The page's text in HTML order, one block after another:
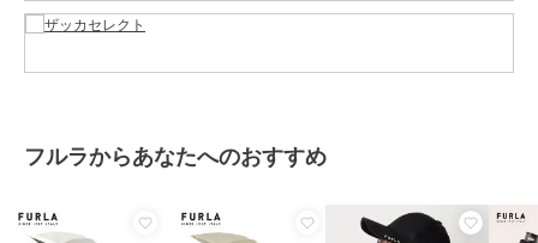
■傘を開くとき
いる場合がありますため、よく骨をほぐしてから開くようにしてくだ
特にサイズの大きい折りたたみ傘はその傾向が強くなりますので、ご
注意頂ければ幸いです。
フルラからあなたへのおすすめ